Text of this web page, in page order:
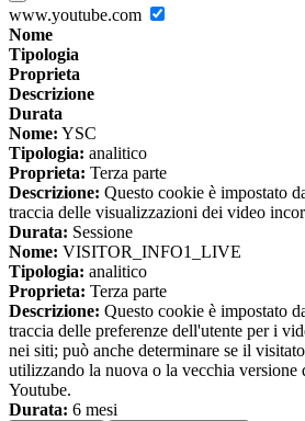
www.youtube.com
Nome
Tipologia
Proprieta
Descrizione
Durata
Nome: YSC
Tipologia: analitico
Proprieta: Terza parte
Descrizione: Questo cookie è impostato
traccia delle visualizzazioni dei video
Durata: Sessione
Nome: VISITOR_INFO1_LIVE
Tipologia: analitico
Proprieta: Terza parte
Descrizione: Questo cookie è impostato
traccia delle preferenze dell'utente per i
nei siti; può anche determinare se il
utilizzando la nuova o la vecchia versione
Youtube.
Durata: 6 mesi